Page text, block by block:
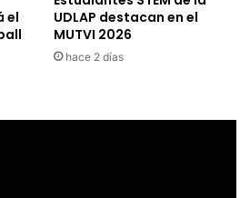
el
UDLAP destacan en el
MUTVI 2026
hace 2 días